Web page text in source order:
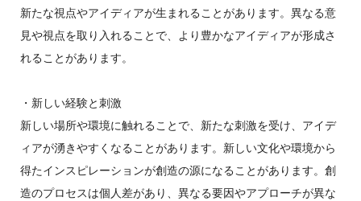
新たな視点やアイディアが生まれることがあります。異なる意
見や視点を取り入れることで、より豊かなアイディアが形成さ
れることがあります。
・新しい経験と刺激
新しい場所や環境に触れることで、新たな刺激を受け、アイデ
ィアが湧きやすくなることがあります。新しい文化や環境から
得たインスピレーションが創造の源になることがあります。創
造のプロセスは個人差があり、異なる要因やアプローチが異な